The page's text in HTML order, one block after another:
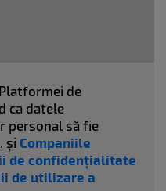
de
ca datele
personal să fie
și Companiile
de confidențialitate
de utilizare a